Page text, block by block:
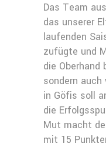
Das Team
das unserer
laufenden
zufügte und
die Oberhand
sondern
in Göfis soll
die
Mut macht
mit 15